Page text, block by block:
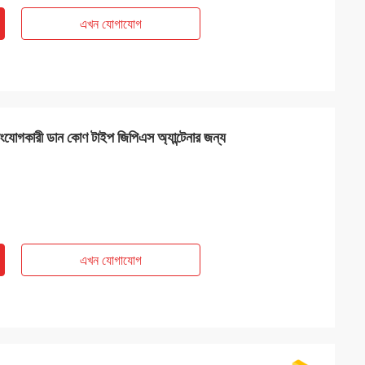
এখন যোগাযোগ
ডান কোণ টাইপ জিপিএস অ্যান্টেনার জন্য
এখন যোগাযোগ